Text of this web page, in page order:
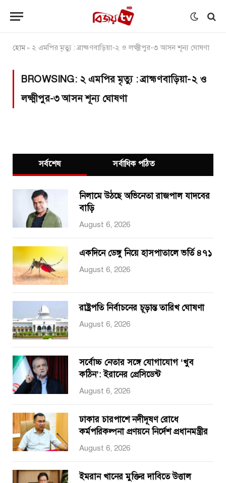
হোম» ২ এমপির মৃত্যু : ব্রাহ্মণবাড়িয়া-২ ও লক্ষ্মীপুর-৩ আসন শূন্য ঘোষণা
BROWSING: ২ এমপির মৃত্যু : ব্রাহ্মণবাড়িয়া-২ ও
লক্ষ্মীপুর-৩ আসন শূন্য ঘোষণা
সর্বশেষ সর্বাধিক পঠিত
নিলামে উঠছে অভিনেতা রাজপাল যাদবের
বাড়ি
August 6, 2026
একদিনে ডেঙ্গু নিয়ে হাসপাতালে ভর্তি ৪৭১
August 6, 2026
রাষ্ট্রপতি নির্বাচনের চূড়ান্ত তারিখ ঘোষণা
August 6, 2026
সর্বোচ্চ নেতার সঙ্গে যোগাযোগ ‘খুব
কঠিন’: ইরানের প্রেসিডেন্ট
August 6, 2026
ঢাকার চারপাশে নদীদূষণ রোধে
কর্মপরিকল্পনা প্রণয়নে নির্দেশ প্রধানমন্ত্রীর
August 6, 2026
ইমরান খানের মুক্তির দাবিতে উত্তাল